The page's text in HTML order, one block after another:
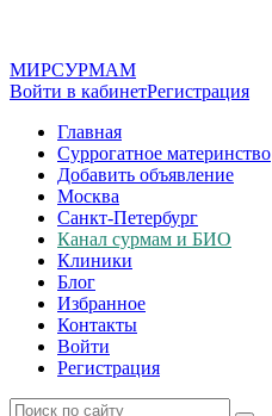
МИРСУРМАМ
Войти в кабинетРегистрация
Главная
Суррогатное материнство
Добавить объявление
Москва
Санкт-Петербург
Канал сурмам и БИО
Клиники
Блог
Избранное
Контакты
Войти
Регистрация